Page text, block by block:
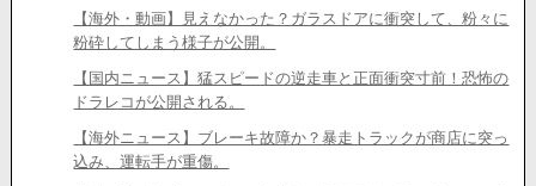
【海外・動画】見えなかった？ガラスドアに衝突して、粉々に
粉砕してしまう様子が公開。
【国内ニュース】猛スピードの逆走車と正面衝突寸前！恐怖の
ドラレコが公開される。
【海外ニュース】ブレーキ故障か？暴走トラックが商店に突っ
込み、運転手が重傷。